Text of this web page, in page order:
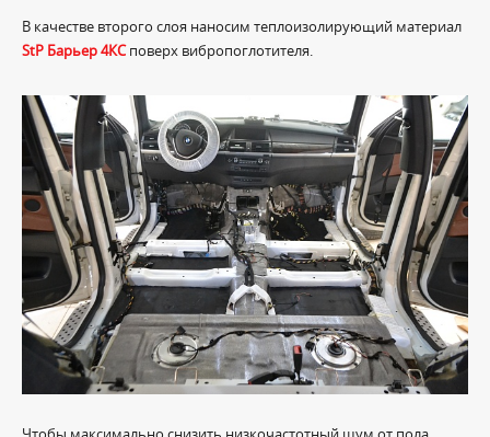
В качестве второго слоя наносим теплоизолирующий материал
StP Барьер 4КСповерх вибропоглотителя.